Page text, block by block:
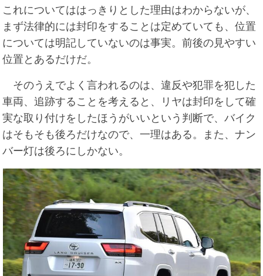
これについてははっきりとした理由はわからないが、
まず法律的には封印をすることは定めていても、位置
については明記していないのは事実。前後の見やすい
位置とあるだけだ。
そのうえでよく言われるのは、違反や犯罪を犯した
車両、追跡することを考えると、リヤは封印をして確
実な取り付けをしたほうがいいという判断で、バイク
はそもそも後ろだけなので、一理はある。また、ナン
バー灯は後ろにしかない。